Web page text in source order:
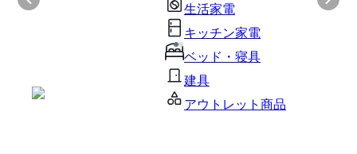
生活家電
キッチン家電
ベッド・寝具
建具
アウトレット商品